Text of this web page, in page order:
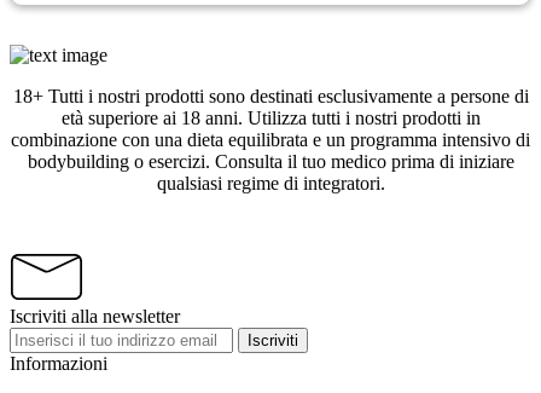
18+ Tutti i nostri prodotti sono destinati esclusivamente a persone di
età superiore ai 18 anni. Utilizza tutti i nostri prodotti in
combinazione con una dieta equilibrata e un programma intensivo di
bodybuilding o esercizi. Consulta il tuo medico prima di iniziare
qualsiasi regime di integratori.
Iscriviti alla newsletter
Iscriviti
Informazioni